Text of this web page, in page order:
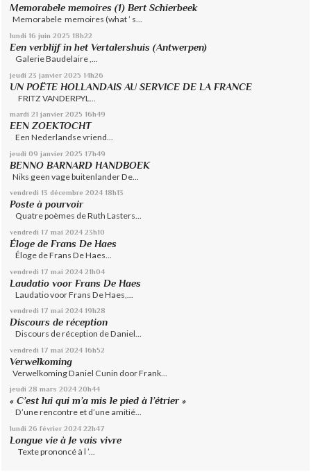
Memorabele memoires (1) Bert Schierbeek
Memorabele memoires (what ’ s...
lundi 16 juin 2025 18h22
Een verblijf in het Vertalershuis (Antwerpen)
Galerie Baudelaire ,...
jeudi 23 janvier 2025 14h26
UN POËTE HOLLANDAIS AU SERVICE DE LA FRANCE
FRITZ VANDERPYL...
mardi 21 janvier 2025 16h49
EEN ZOEKTOCHT
Een Nederlandse vriend...
jeudi 09 janvier 2025 17h49
BENNO BARNARD HANDBOEK
Niks geen vage buitenlander De...
vendredi 13 décembre 2024 18h13
Poste à pourvoir
Quatre poèmes de Ruth Lasters...
vendredi 17 mai 2024 23h10
Éloge de Frans De Haes
Éloge de Frans De Haes...
vendredi 17 mai 2024 21h04
Laudatio voor Frans De Haes
Laudatio voor Frans De Haes,...
vendredi 17 mai 2024 19h28
Discours de réception
Discours de réception de Daniel...
vendredi 17 mai 2024 16h52
Verwelkoming
Verwelkoming Daniel Cunin door Frank...
jeudi 28 mars 2024 20h44
« C’est lui qui m’a mis le pied à l’étrier »
D’une rencontre et d’une amitié...
lundi 26 février 2024 22h47
Longue vie à Je vais vivre
Texte prononcé à l ’...